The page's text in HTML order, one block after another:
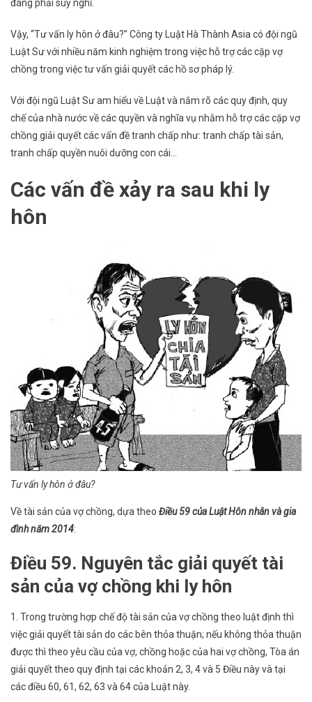
đáng phải suy nghĩ.
Vậy, “Tư vấn ly hôn ở đâu?” Công ty Luật Hà Thành Asia có đội ngũ
Luật Sư với nhiều năm kinh nghiệm trong việc hỗ trợ các cặp vợ
chồng trong việc tư vấn giải quyết các hồ sơ pháp lý.
Với đội ngũ Luật Sư am hiểu về Luật và nắm rõ các quy định, quy
chế của nhà nước về các quyền và nghĩa vụ nhằm hỗ trợ các cặp vợ
chồng giải quyết các vấn đề tranh chấp như: tranh chấp tài sản,
tranh chấp quyền nuôi dưỡng con cái…
Các vấn đề xảy ra sau khi ly
hôn
Tư vấn ly hôn ở đâu?
Về tài sản của vợ chồng, dựa theo Điều 59 của Luật Hôn nhân và gia
đình năm 2014:
Điều 59. Nguyên tắc giải quyết tài
sản của vợ chồng khi ly hôn
1. Trong trường hợp chế độ tài sản của vợ chồng theo luật định thì
việc giải quyết tài sản do các bên thỏa thuận; nếu không thỏa thuận
được thì theo yêu cầu của vợ, chồng hoặc của hai vợ chồng, Tòa án
giải quyết theo quy định tại các khoản 2, 3, 4 và 5 Điều này và tại
các điều 60, 61, 62, 63 và 64 của Luật này.